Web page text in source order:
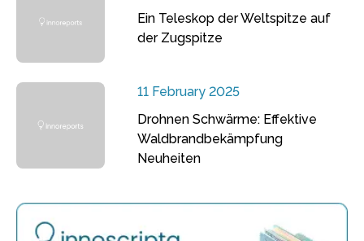
Ein Teleskop der Weltspitze auf
der Zugspitze
11 February 2025
Drohnen Schwärme: Effektive
Waldbrandbekämpfung
Neuheiten